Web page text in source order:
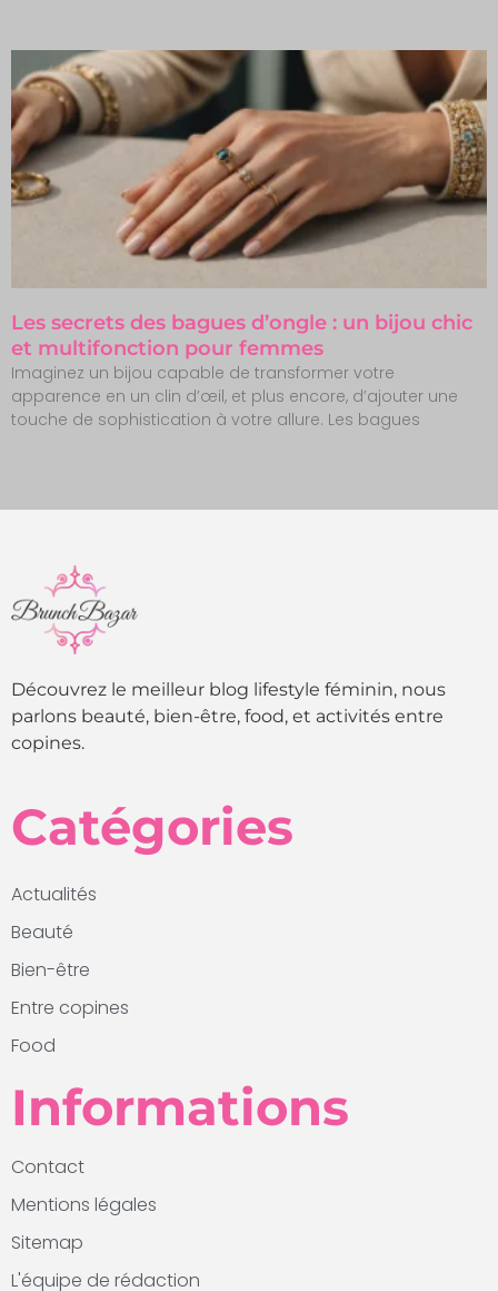
Les secrets des bagues d’ongle : un bijou chic
et multifonction pour femmes
Imaginez un bijou capable de transformer votre
apparence en un clin d’œil, et plus encore, d’ajouter une
touche de sophistication à votre allure. Les bagues
Découvrez le meilleur blog lifestyle féminin, nous
parlons beauté, bien-être, food, et activités entre
copines.
Catégories
Actualités
Beauté
Bien-être
Entre copines
Food
Informations
Contact
Mentions légales
Sitemap
L'équipe de rédaction